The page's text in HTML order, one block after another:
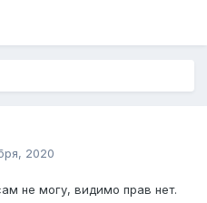
2020
не могу, видимо прав нет.